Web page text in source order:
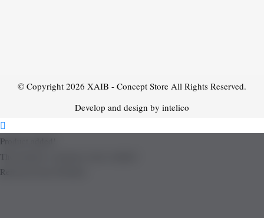
© Copyright 2026 XAIB - Concept Store All Rights Reserved.
Develop and design by intelico
Product added!
The product is already in the wishlist!
Removed from Wishlist